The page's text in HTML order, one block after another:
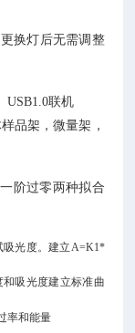
换灯后无需调整
USB1.0联机
品架，微量架，
阶过零两种拟合
吸光度。建立A=K1*
吸光度建立标准曲
率和能量